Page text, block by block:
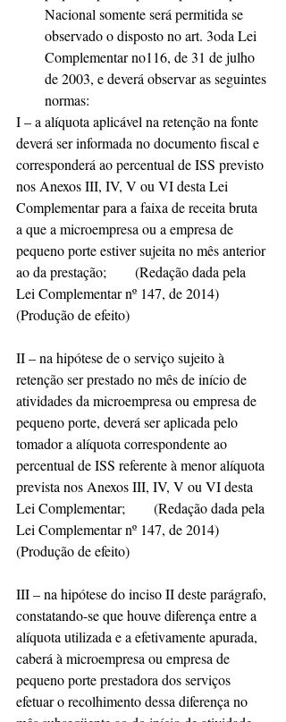
Nacional somente será permitida se
observado o disposto no art. 3oda Lei
Complementar no116, de 31 de julho
de 2003, e deverá observar as seguintes
normas:
I – a alíquota aplicável na retenção na fonte
deverá ser informada no documento fiscal e
corresponderá ao percentual de ISS previsto
nos Anexos III, IV, V ou VI desta Lei
Complementar para a faixa de receita bruta
a que a microempresa ou a empresa de
pequeno porte estiver sujeita no mês anterior
ao da prestação;        (Redação dada pela
Lei Complementar nº 147, de 2014)
(Produção de efeito)
II – na hipótese de o serviço sujeito à
retenção ser prestado no mês de início de
atividades da microempresa ou empresa de
pequeno porte, deverá ser aplicada pelo
tomador a alíquota correspondente ao
percentual de ISS referente à menor alíquota
prevista nos Anexos III, IV, V ou VI desta
Lei Complementar;        (Redação dada pela
Lei Complementar nº 147, de 2014)
(Produção de efeito)
III – na hipótese do inciso II deste parágrafo,
constatando-se que houve diferença entre a
alíquota utilizada e a efetivamente apurada,
caberá à microempresa ou empresa de
pequeno porte prestadora dos serviços
efetuar o recolhimento dessa diferença no